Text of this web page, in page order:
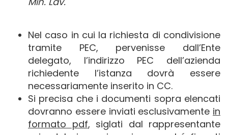
Nel caso in cui la richiesta di condivisione
tramite PEC, pervenisse dall’Ente
delegato, l’indirizzo PEC dell’azienda
richiedente l’istanza dovrà essere
necessariamente inserito in CC.
Si precisa che i documenti sopra elencati
dovranno essere inviati esclusivamente in
formato pdf, siglati dal rappresentante